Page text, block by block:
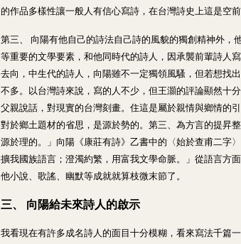
的作品多樣性讓一般人有信心寫詩，在台灣詩史上這是空
第三、 向陽有他自己的詩法自己詩的風貌的獨創精神外，
等重要的文學要素，和他同時代的詩人，因承襲前輩詩人
去向，中生代的詩人，向陽雖不一定獨領風騷，但若想找
不多。以台灣詩來說，寫的人不少，但王灝的評論顯然十
父親說話，對現實的台灣刻畫。住這是屬於親情與鄉情的
對於鄉土題材的省思，是源於勢的。第三、為方言的提昇
源於理的。」向陽《康莊有詩》乙書中的〈始於查甫二字
擴我國族語言；澄濁約繁，用富我文學命脈。」從語言方
他小說、歌謠、幽默等成就就算枝微末節了。
三、 向陽給未來詩人的啟示
我看現在有許多成名詩人的面目十分模糊，看來寫法千篇